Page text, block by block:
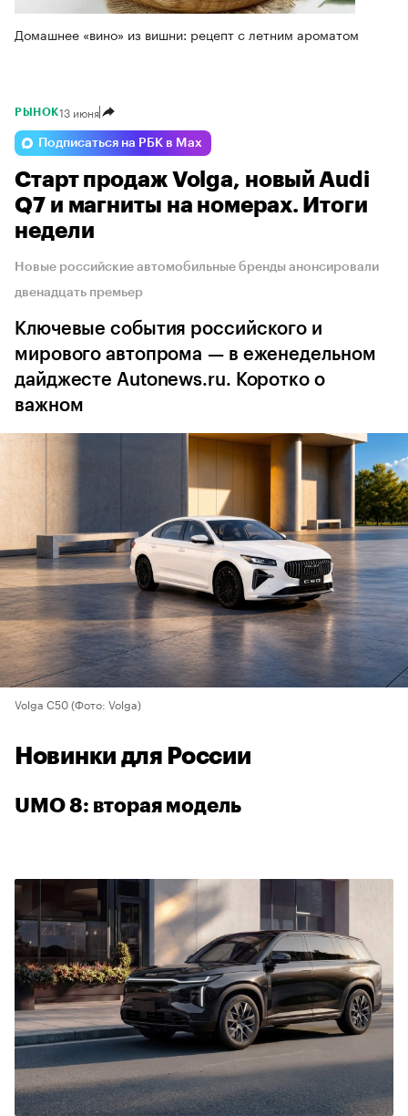
Домашнее «вино» из вишни: рецепт с летним ароматом
РЫНОК13 июня
Подписаться на РБК в Max
Старт продаж Volga, новый Audi
Q7 и магниты на номерах. Итоги
недели
Новые российские автомобильные бренды анонсировали
двенадцать премьер
Ключевые события российского и
мирового автопрома — в еженедельном
дайджесте Autonews.ru. Коротко о
важном
Volga C50(Фото: Volga)
Новинки для России
UMO 8: вторая модель
00:00 00:00